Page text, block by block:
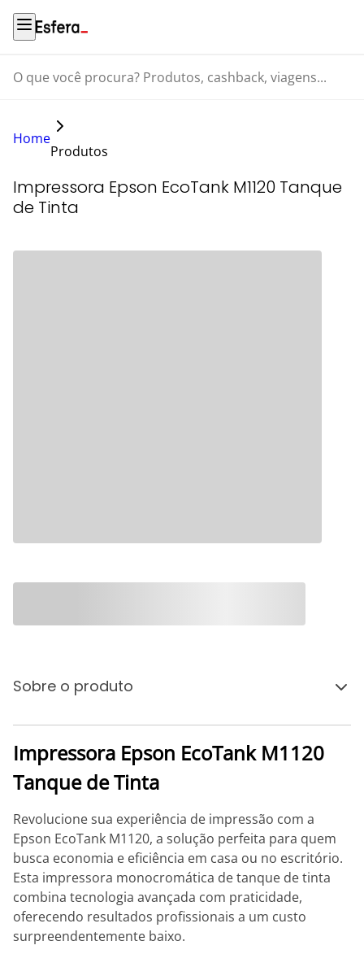
O que você procura? Produtos, cashback, viagens...
Home
Produtos
Impressora Epson EcoTank M1120 Tanque
de Tinta
Sobre o produto
Impressora Epson EcoTank M1120
Tanque de Tinta
Revolucione sua experiência de impressão com a
Epson EcoTank M1120, a solução perfeita para quem
busca economia e eficiência em casa ou no escritório.
Esta impressora monocromática de tanque de tinta
combina tecnologia avançada com praticidade,
oferecendo resultados profissionais a um custo
surpreendentemente baixo.